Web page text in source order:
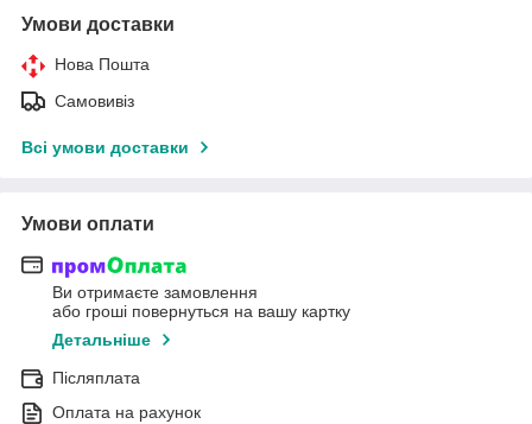
Умови доставки
Нова Пошта
Самовивіз
Всі умови доставки
Умови оплати
Ви отримаєте замовлення
або гроші повернуться на вашу картку
Детальніше
Післяплата
Оплата на рахунок